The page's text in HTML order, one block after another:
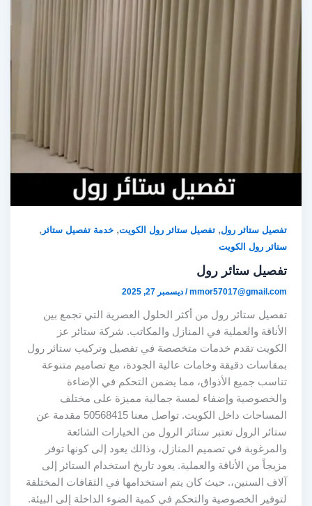
تفصيل ستائر رول ,تفصيل ستائر رول الكويت,خدمة تفصيل ستائر,
ستائر رول الكويت
تفصيل ستائر رول
mmor57017@gmail.com
/ديسمبر 27, 2025
تفصيل ستائر رول من أكثر الحلول العصرية التي تجمع بين
الأناقة والعملية في المنازل والمكاتب. شركة ستائر عز
الكويت تقدم خدمات متخصصة في تفصيل وتركيب ستائر رول
بمقاسات دقيقة وخامات عالية الجودة، مع تصاميم متنوعة
تناسب جميع الأذواق، مما يضمن التحكم في الإضاءة
والخصوصية وإضفاء لمسة جمالية مميزة على مختلف
المساحات داخل الكويت. تواصل معنا 50568415 مقدمة عن
ستائر الرول تعتبر ستائر الرول من الخيارات الشائعة
والمرغوبة في تصميم المنازل، وذالك يعود إلى كونها توفر
مزيجاً من الأناقة والعملية. يعود تاريخ استخدام الستائر إلى
آلاف السنين،. حيث كان يتم استخدامها في الثقافات المختلفة
لتوفير الخصوصية والتحكم في كمية الضوء الداخلة إلى البيئة.